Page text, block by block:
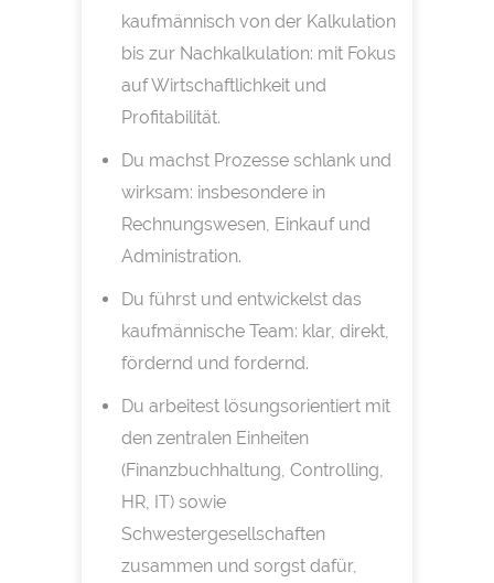
kaufmännisch von der Kalkulation
bis zur Nachkalkulation: mit Fokus
auf Wirtschaftlichkeit und
Profitabilität.
Du machst Prozesse schlank und
wirksam: insbesondere in
Rechnungswesen, Einkauf und
Administration.
Du führst und entwickelst das
kaufmännische Team: klar, direkt,
fördernd und fordernd.
Du arbeitest lösungsorientiert mit
den zentralen Einheiten
(Finanzbuchhaltung, Controlling,
HR, IT) sowie
Schwestergesellschaften
zusammen und sorgst dafür,